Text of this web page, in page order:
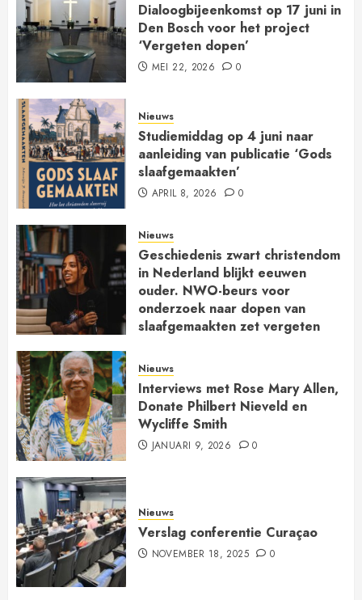
Dialoogbijeenkomst op 17 juni in
Den Bosch voor het project
‘Vergeten dopen’
MEI 22, 2026 0
Nieuws
Studiemiddag op 4 juni naar
aanleiding van publicatie ‘Gods
slaafgemaakten’
APRIL 8, 2026 0
Nieuws
Geschiedenis zwart christendom
in Nederland blijkt eeuwen
ouder. NWO-beurs voor
onderzoek naar dopen van
slaafgemaakten zet vergeten
JANUARI 30, 2026
Nieuws
Interviews met Rose Mary Allen,
Donate Philbert Nieveld en
Wycliffe Smith
JANUARI 9, 2026 0
Nieuws
Verslag conferentie Curaçao
NOVEMBER 18, 2025 0